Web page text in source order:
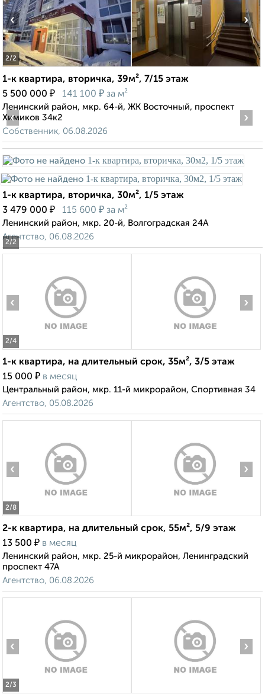
2/2
‹ ›
1-к квартира, вторичка, 39м², 7/15 этаж
5 500 000 ₽ 141 100 ₽ за м²
Ленинский район, мкр. 64-й, ЖК Восточный, проспект
Химиков 34к2
Собственник, 06.08.2026
2/2
‹ ›
1-к квартира, вторичка, 30м², 1/5 этаж
3 479 000 ₽ 115 600 ₽ за м²
Ленинский район, мкр. 20-й, Волгоградская 24А
Агентство, 06.08.2026
2/4
‹ ›
1-к квартира, на длительный срок, 35м², 3/5 этаж
15 000 ₽ в месяц
Центральный район, мкр. 11-й микрорайон, Спортивная 34
Агентство, 05.08.2026
2/8
‹ ›
2-к квартира, на длительный срок, 55м², 5/9 этаж
13 500 ₽ в месяц
Ленинский район, мкр. 25-й микрорайон, Ленинградский
проспект 47А
Агентство, 06.08.2026
2/3
‹ ›